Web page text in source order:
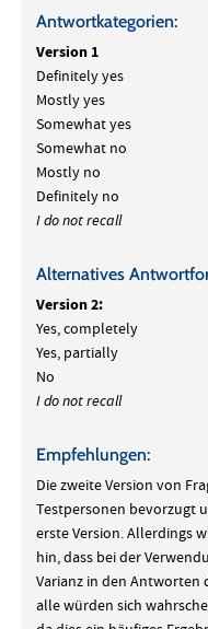
Antwortkategorien:
Version 1
Definitely yes
Mostly yes
Somewhat yes
Somewhat no
Mostly no
Definitely no
I do not recall
Alternatives
Version 2:
Yes, completely
Yes, partially
No
I do not recall
Empfehlungen:
Die zweite Version von
Testpersonen bevorzugt
erste Version. Allerdings
hin, dass bei der
Varianz in den Antworten
alle würden sich